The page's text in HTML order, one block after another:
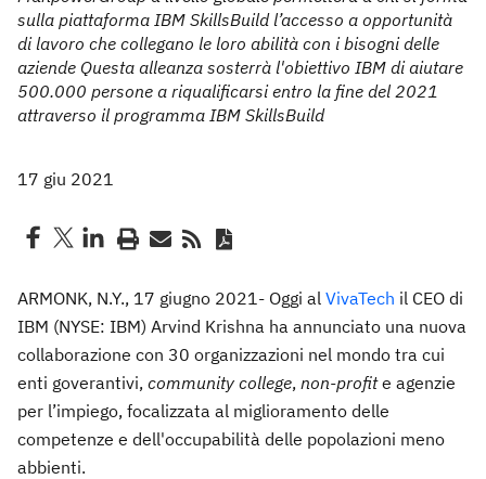
sulla piattaforma IBM SkillsBuild l’accesso a opportunità
di lavoro che collegano le loro abilità con i bisogni delle
aziende Questa alleanza sosterrà l'obiettivo IBM di aiutare
500.000 persone a riqualificarsi entro la fine del 2021
attraverso il programma IBM SkillsBuild
17 giu 2021
ARMONK, N.Y., 17 giugno 2021- Oggi al VivaTech il CEO di
IBM (NYSE: IBM) Arvind Krishna ha annunciato una nuova
collaborazione con 30 organizzazioni nel mondo tra cui
enti goverantivi, community college, non-profite agenzie
per l’impiego, focalizzata al miglioramento delle
competenze e dell'occupabilità delle popolazioni meno
abbienti.